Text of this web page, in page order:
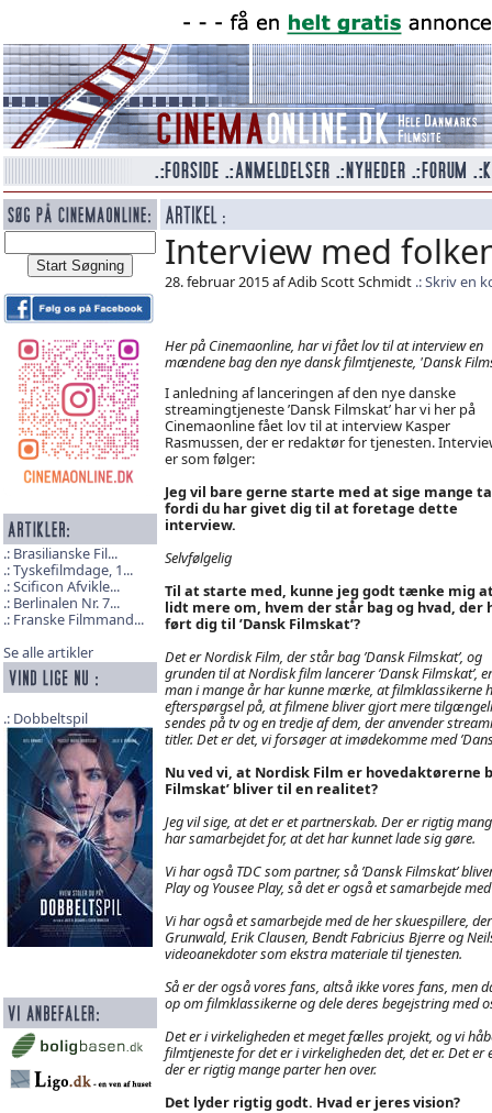
Brasilianske Fil...
Tyskefilmdage, 1...
Scificon Afvikle...
Berlinalen Nr. 7...
Franske Filmmand...
Se alle artikler
Dobbeltspil
Interview med
28. februar 2015 af Adib Scott Schmidt Skriv en
Her på Cinemaonline, har vi fået lov til at interview en
mændene bag den nye dansk filmtjeneste, 'Dansk
I anledning af lanceringen af den nye danske
streamingtjeneste ’Dansk Filmskat’ har vi her på
Cinemaonline fået lov til at interview Kasper
Rasmussen, der er redaktør for tjenesten.
er som følger:
Jeg vil bare gerne starte med at sige mange
fordi du har givet dig til at foretage dette
interview.
Selvfølgelig
Til at starte med, kunne jeg godt tænke mig
lidt mere om, hvem der står bag og hvad, der
ført dig til ’Dansk Filmskat’?
Det er Nordisk Film, der står bag ’Dansk Filmskat’, og
grunden til at Nordisk film lancerer ’Dansk Filmskat’,
man i mange år har kunne mærke, at
efterspørgsel på, at filmene bliver gjort mere
sendes på tv og en tredje af dem, der anvender
titler. Det er det, vi forsøger at imødekomme med
Nu ved vi, at Nordisk Film er hovedaktørerne
Filmskat’ bliver til en realitet?
Jeg vil sige, at det er et partnerskab. Der er rigtig
har samarbejdet for, at det har kunnet lade sig gøre.
Vi har også TDC som partner, så ’Dansk Filmskat’
Play og Yousee Play, så det er også et samarbejde
Vi har også et samarbejde med de her skuespillere,
Grunwald, Erik Clausen, Bendt Fabricius Bjerre og
videoanekdoter som ekstra materiale til tjenesten.
Så er der også vores fans, altså ikke vores fans, men
op om filmklassikerne og dele deres begejstring med
Det er i virkeligheden et meget fælles projekt, og vi
filmtjeneste for det er i virkeligheden det, det er. Det
der er rigtig mange parter hen over.
Det lyder rigtig godt. Hvad er jeres vision?